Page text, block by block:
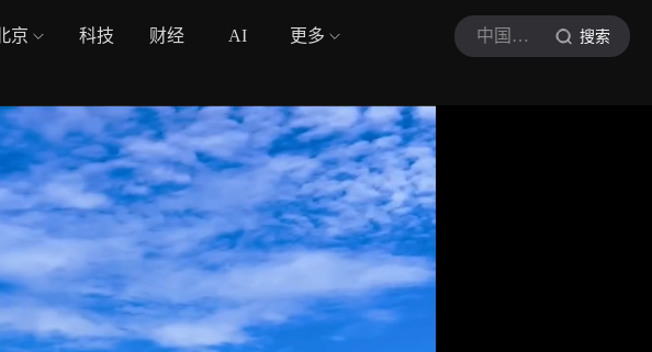
京 科技 财经 AI 更多 中国新闻网 搜索